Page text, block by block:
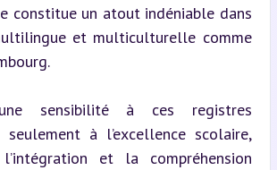
constitue un atout indéniable dans
et multiculturelle comme
sensibilité à ces registres
à l’excellence scolaire,
et la compréhension